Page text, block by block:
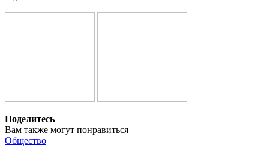
Поделитесь
Вам также могут понравиться
Общество